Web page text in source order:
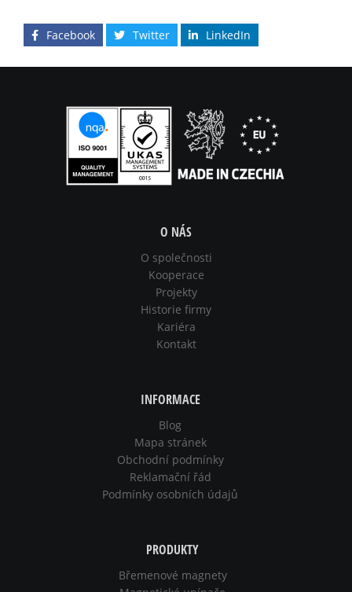
Facebook Twitter LinkedIn
O NÁS
O společnosti
Kooperace
Projekty
Historie firmy
Kariéra
Kontakt
INFORMACE
Blog
Mapa stránek
Obchodní podmínky
Reklamační řád
Podmínky osobních údajů
PRODUKTY
Břemenové magnety